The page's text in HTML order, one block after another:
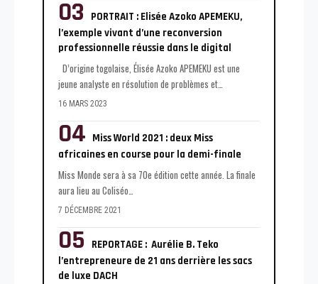
PORTRAIT : Elisée Azoko APEMEKU,
l’exemple vivant d’une reconversion
professionnelle réussie dans le digital
D’origine togolaise, Élisée Azoko APEMEKU est une
jeune analyste en résolution de problèmes et…
16 MARS 2023
Miss World 2021 : deux Miss
africaines en course pour la demi-finale
Miss Monde sera à sa 70e édition cette année. La finale
aura lieu au Coliséo…
7 DÉCEMBRE 2021
REPORTAGE : Aurélie B. Teko
l’entrepreneure de 21 ans derrière les sacs
de luxe DACH